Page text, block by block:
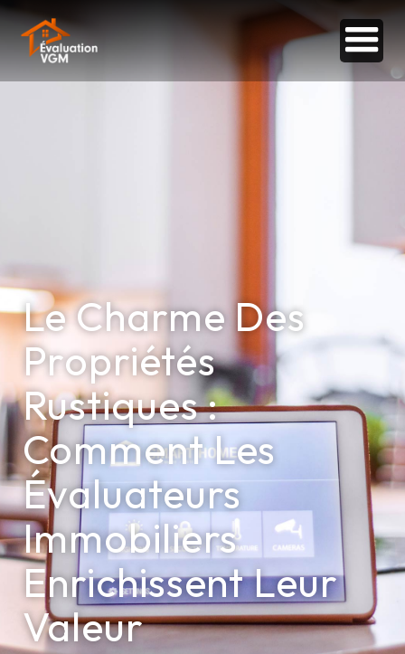
Le Charme Des
Propriétés
Rustiques :
Comment Les
Évaluateurs
Immobiliers
Enrichissent Leur
Valeur